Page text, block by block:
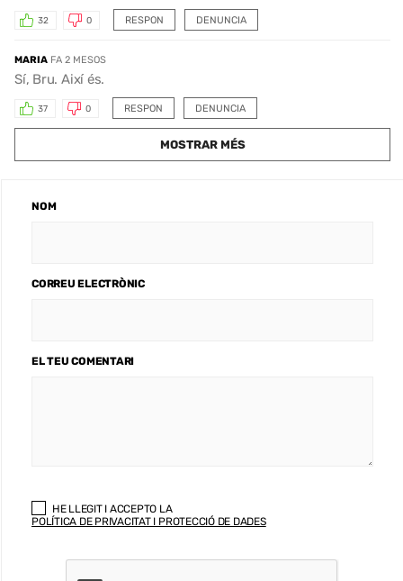
RESPON
32 0 DENUNCIA
MARIA FA 2 MESOS
Sí, Bru. Així és.
RESPON
37 0 DENUNCIA
MOSTRAR MÉS
NOM
CORREU ELECTRÒNIC
EL TEU COMENTARI
HE LLEGIT I ACCEPTO LA
POLÍTICA DE PRIVACITAT I PROTECCIÓ DE DADES